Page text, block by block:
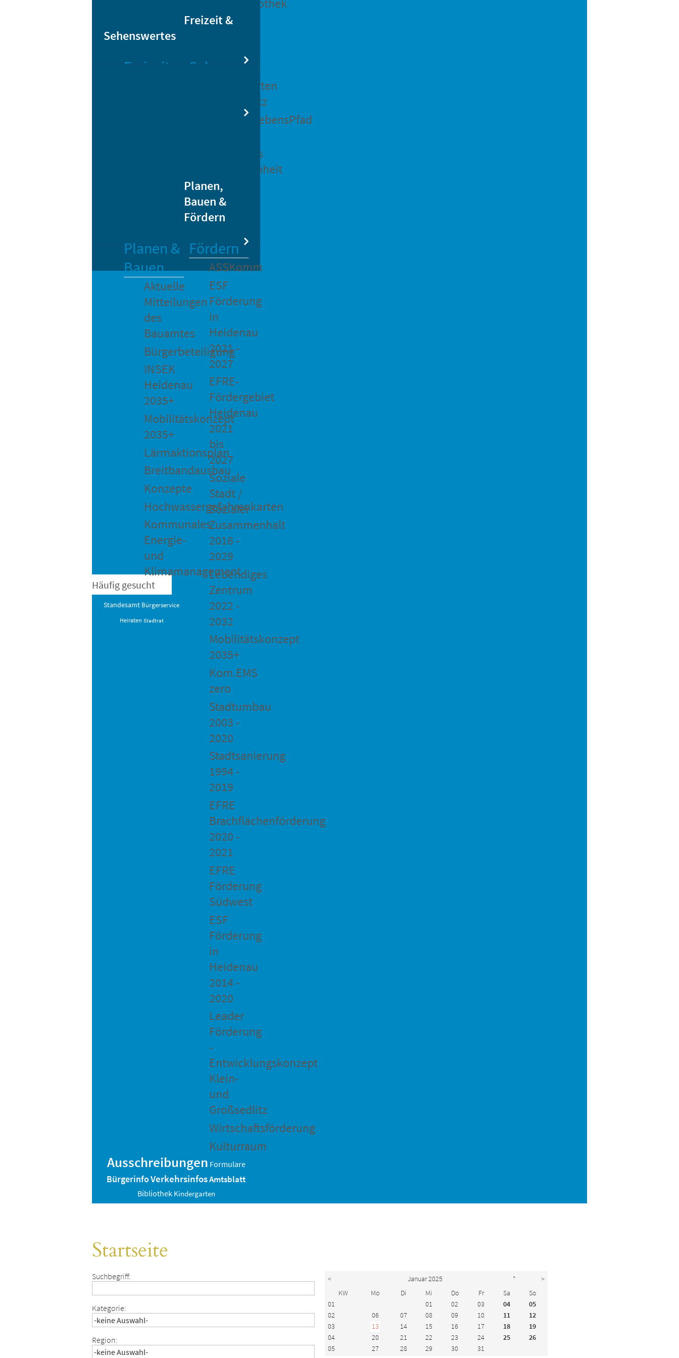
Bikesharing
Stadtbibliothek
Freizeit &
Sehenswertes
Freizeit
Heidenauer
Musiknacht
Sehenswertes
Barockgarten
Großsedlitz
MärchenLebensPfad
Heidenaus
Vergangenheit
Planen,
Bauen &
Fördern
Planen &
Bauen
Aktuelle
Mitteilungen
des
Bauamtes
Bürgerbeteiligung
INSEK
Heidenau
2035+
Mobilitätskonzept
2035+
Lärmaktionsplan
Breitbandausbau
Konzepte
Hochwassergefahrenkarten
Kommunales
Energie-
und
Klimamanagement
Fördern
ASSKomm
ESF
Förderung
in
Heidenau
2021 -
2027
EFRE-
Fördergebiet
Heidenau
2021
bis
2027
Soziale
Stadt /
Sozialer
Zusammenhalt
2016 -
2029
Lebendiges
Zentrum
2022 -
2032
Mobilitätskonzept
2035+
Kom.EMS
zero
Stadtumbau
2003 -
2020
Stadtsanierung
1994 -
2019
EFRE
Brachflächenförderung
2020 -
2021
EFRE
Förderung
Südwest
ESF
Förderung
in
Heidenau
2014 -
2020
Leader
Förderung
-
Entwicklungskonzept
Klein-
und
Großsedlitz
Wirtschaftsförderung
Kulturraum
Häufig gesucht
Standesamt Bürgerservice
Heiraten Stadtrat
Ausschreibungen Formulare
BürgerinfoVerkehrsinfosAmtsblatt
Bibliothek Kindergarten
Startseite
Suchbegriff:
Kategorie:
Region:
< Januar 2025 *
>
KW
Mo Di Mi Do Fr Sa
So
01
01 02 03 04
05
02
06 07 08 09 10 11
12
03
13 14 15 16 17 18
19
04
20 21 22 23 24 25
26
05
27 28 29 30 31